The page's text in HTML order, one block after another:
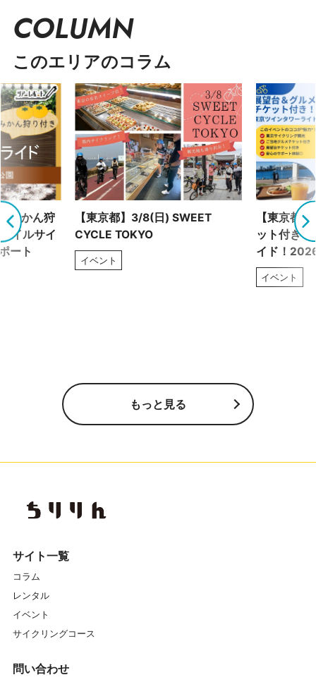
COLUMN
このエリアのコラム
みかん狩
イルサイ
ート
【東京都】3/8(日) SWEET
CYCLE TOKYO
イベント
【東京都
ット付き
イド！
イベント
もっと見る
サイト一覧
コラム
レンタル
イベント
サイクリングコース
問い合わせ